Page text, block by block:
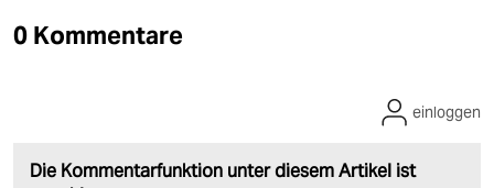
0 Kommentare
Die Kommentarfunktion unter diesem Artikel ist
einloggen